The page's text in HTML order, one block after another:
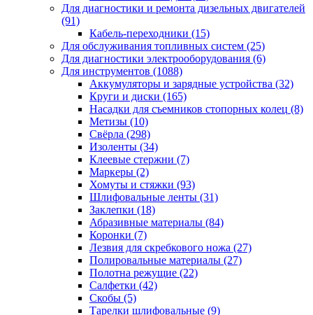
Для диагностики и ремонта дизельных двигателей
(91)
Кабель-переходники (15)
Для обслуживания топливных систем (25)
Для диагностики электрооборудования (6)
Для инструментов (1088)
Аккумуляторы и зарядные устройства (32)
Круги и диски (165)
Насадки для съемников стопорных колец (8)
Метизы (10)
Свёрла (298)
Изоленты (34)
Клеевые стержни (7)
Маркеры (2)
Хомуты и стяжки (93)
Шлифовальные ленты (31)
Заклепки (18)
Абразивные материалы (84)
Коронки (7)
Лезвия для скребкового ножа (27)
Полировальные материалы (27)
Полотна режущие (22)
Салфетки (42)
Скобы (5)
Тарелки шлифовальные (9)